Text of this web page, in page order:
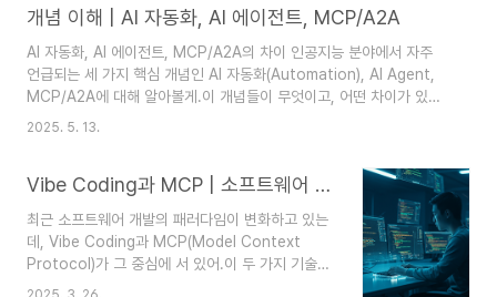
개념 이해 | AI 자동화, AI 에이전트, MCP/A2A
AI 자동화, AI 에이전트, MCP/A2A의 차이 인공지능 분야에서 자주
언급되는 세 가지 핵심 개념인 AI 자동화(Automation), AI Agent,
MCP/A2A에 대해 알아볼게.이 개념들이 무엇이고, 어떤 차이가 있는
지.1. AI 자동화(AI Automation)란?AI 자동화는 인공지능 기술을 활
AI가 수행할 수 있도록 하는 기술.1) 특징규칙 기반: 미리 정의된 규칙
과 시나리오에 따라 작동특정 작업 중심: 정해진 특정 작업을 반복적으
로 처리제한된 범위: 프로그래밍된 범위 내에서만 작동인간 개입 필요:
예외 상황에서 인간의 개입이 필요함2) 작동 방식데이터 ..
2025. 5. 13.
Vibe Coding과 MCP | 소프트웨어 개발의 새로운 패러다임
최근 소프트웨어 개발의 패러다임이 변화하고 있는
데, Vibe Coding과 MCP(Model Context
Protocol)가 그 중심에 서 있어.이 두 가지 기술은
개발자들에게 새로운 기회를 제공하고, 더 나아가